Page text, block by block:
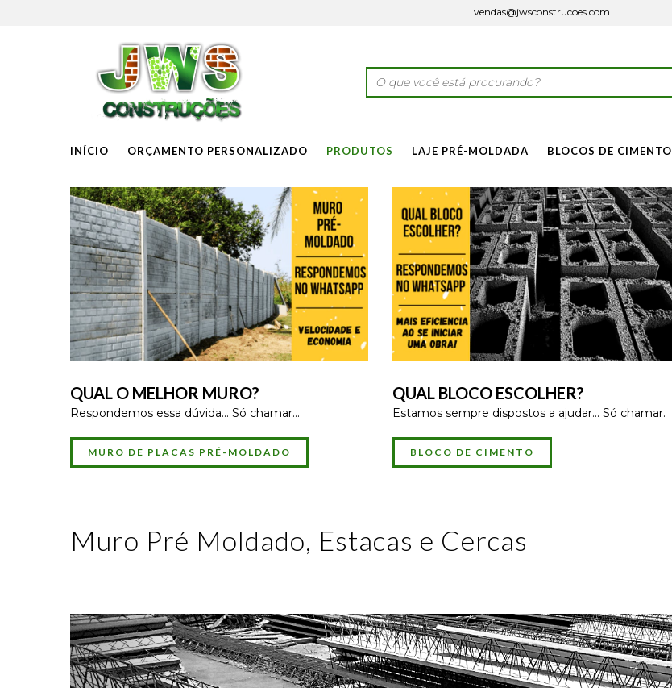
vendas@jwsconstrucoes.com
INÍCIO ORÇAMENTO PERSONALIZADO PRODUTOS LAJE PRÉ-MOLDADA BLOCOS DE CIMENTO
QUAL O MELHOR MURO?
Respondemos essa dúvida... Só chamar...
MURO DE PLACAS PRÉ-MOLDADO
QUAL BLOCO ESCOLHER?
Estamos sempre dispostos a ajudar... Só chamar.
BLOCO DE CIMENTO
Muro Pré Moldado, Estacas e Cercas